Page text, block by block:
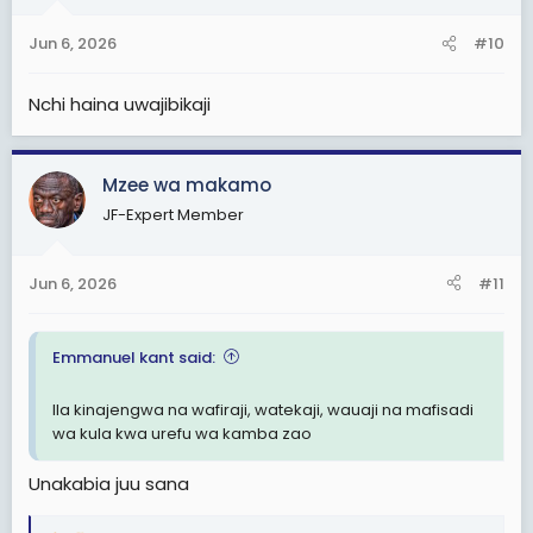
s
Jun 6, 2026 #10
Nchi haina uwajibikaji
Mzee wa makamo
JF-Expert Member
Jun 6, 2026 #11
Emmanuel kant said:
Ila kinajengwa na wafiraji, watekaji, wauaji na mafisadi
wa kula kwa urefu wa kamba zao
Unakabia juu sana